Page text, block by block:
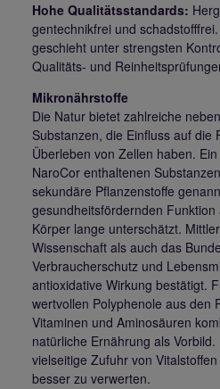
Hohe Qualitätsstandards:
gentechnikfrei und
geschieht unter strengsten
Qualitäts- und
Mikronährstoffe
Die Natur bietet zahlreiche
Substanzen, die Einfluss auf die
Überleben von Zellen haben.
NaroCor enthaltenen
sekundäre Pflanzenstoffe
gesundheitsfördernden
Körper lange unterschätzt.
Wissenschaft als auch das
Verbraucherschutz und
antioxidative Wirkung bestätigt.
wertvollen Polyphenole aus den
Vitaminen und Aminosäuren
natürliche Ernährung als
vielseitige Zufuhr von
besser zu verwerten.